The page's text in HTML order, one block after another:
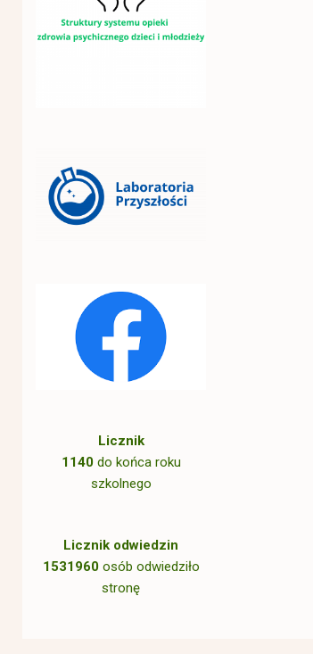
Licznik
1140do końca roku
szkolnego
Licznik odwiedzin
1531960osób odwiedziło
stronę